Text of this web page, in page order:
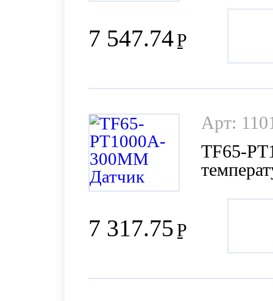
7 547.74Р
7 317.75Р
Арт:
TF65-